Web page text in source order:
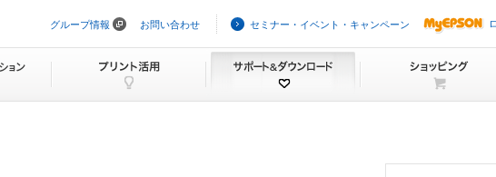
ビ
ョ
グループ情報 お問い合わせ セミナー・イベント・キャンペーン